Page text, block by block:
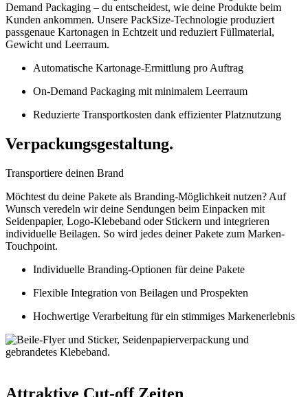
Demand Packaging – du entscheidest, wie deine Produkte beim
Kunden ankommen. Unsere PackSize-Technologie produziert
passgenaue Kartonagen in Echtzeit und reduziert Füllmaterial,
Gewicht und Leerraum.
Automatische Kartonage-Ermittlung pro Auftrag
On-Demand Packaging mit minimalem Leerraum
Reduzierte Transportkosten dank effizienter Platznutzung
Verpackungsgestaltung.
Transportiere deinen Brand
Möchtest du deine Pakete als Branding-Möglichkeit nutzen? Auf
Wunsch veredeln wir deine Sendungen beim Einpacken mit
Seidenpapier, Logo-Klebeband oder Stickern und integrieren
individuelle Beilagen. So wird jedes deiner Pakete zum Marken-
Touchpoint.
Individuelle Branding-Optionen für deine Pakete
Flexible Integration von Beilagen und Prospekten
Hochwertige Verarbeitung für ein stimmiges Markenerlebnis
Attraktive Cut-off Zeiten